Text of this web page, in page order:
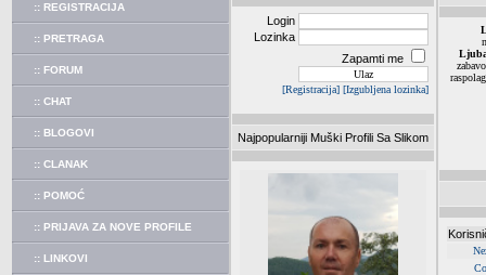
:: REGISTRACIJA
:: PRETRAGA
:: FORUM
:: CHAT
:: BLOGOVI
:: CLANAK
:: POMOĆ
:: PRIJAVA ZA NOVE PROFILE
:: LINKOVI
Login
Lozinka
Zapamti me
[Registracija] [Izgubljena lozinka]
Najpopularniji Muški Profili Sa Slikom